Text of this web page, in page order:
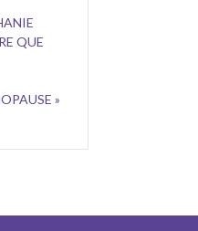
QUE
»